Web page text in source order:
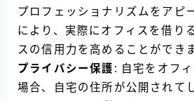
プロフェッショナリズムをアピ
により、実際にオフィスを借り
スの信用力を高めることができ
プライバシー保護 : 自宅をオフ
場合、自宅の住所が公開されて